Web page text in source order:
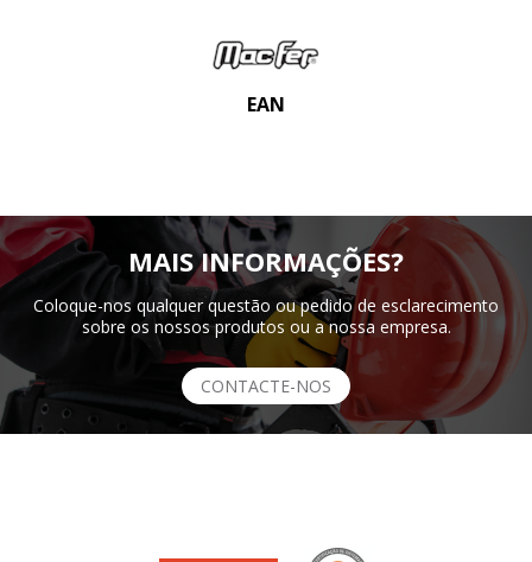
EAN
MAIS INFORMAÇÕES?
Coloque-nos qualquer questão ou pedido de esclarecimento
sobre os nossos produtos ou a nossa empresa.
CONTACTE-NOS